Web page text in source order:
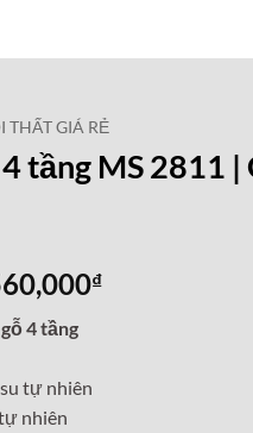
THẤT GIÁ RẺ
tầng MS 2811
gốc
₫Giá
4 tầng
tự nhiên
nhiên